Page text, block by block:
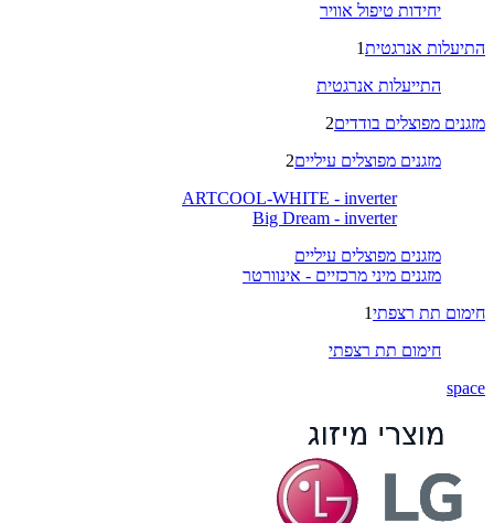
יחידות טיפול אוויר
התיעלות אנרגטית1
התייעלות אנרגטית
מזגנים מפוצלים בודדים2
מזגנים מפוצלים עיליים2
ARTCOOL-WHITE - inverter
Big Dream - inverter
מזגנים מפוצלים עיליים
מזגנים מיני מרכזיים - אינוורטר
חימום תת רצפתי1
חימום תת רצפתי
space